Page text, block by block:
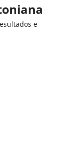
e